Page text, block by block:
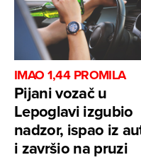
IMAO 1,44 PROMILA
Pijani vozač u
Lepoglavi izgubio
nadzor, ispao iz
i završio na pruzi